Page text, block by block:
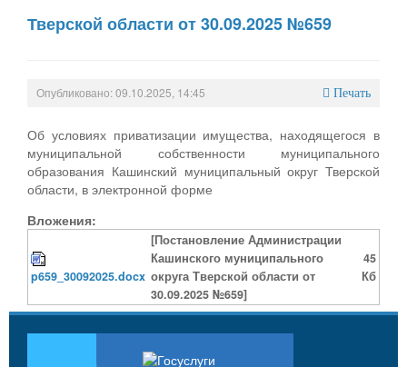
Тверской области от 30.09.2025 №659
Опубликовано: 09.10.2025, 14:45 Печать
Об условиях приватизации имущества, находящегося в
муниципальной собственности муниципального
образования Кашинский муниципальный округ Тверской
области, в электронной форме
Вложения:
p659_30092025.docx
[Постановление Администрации
Кашинского муниципального
округа Тверской области от
30.09.2025 №659]
45
Кб